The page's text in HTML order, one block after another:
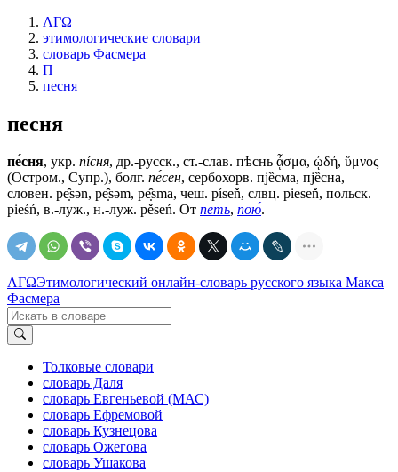
ΛΓΩ
этимологические словари
словарь Фасмера
П
песня
песня
пе́сня, укр. пíсня, др.-русск., ст.-слав. пѣснь ᾆσμα, ᾠδή, ὕμνος
(Остром., Супр.), болг. пе́сен, сербохорв. пjȅсма, пjȅсна,
словен. ре̣̑sǝn, ре̣̑sǝm, ре̣̑smа, чеш. píseň, слвц. рiеsеň, польск.
pieśń, в.-луж., н.-луж. pěseń. От петь, пою́.
ΛΓΩЭтимологический онлайн-словарь русского языка Макса
Фасмера
Толковые словари
словарь Даля
словарь Евгеньевой (МАС)
словарь Ефремовой
словарь Кузнецова
словарь Ожегова
словарь Ушакова